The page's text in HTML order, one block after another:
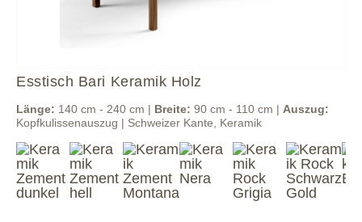
Esstisch Bari Keramik Holz
Länge: 140 cm - 240 cm | Breite: 90 cm - 110 cm | Auszug:
Kopfkulissenauszug | Schweizer Kante, Keramik